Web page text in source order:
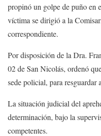
propinó un golpe de puño en
víctima se dirigió a la
correspondiente.
Por disposición de la Dra.
02 de San Nicolás, ordenó
sede policial, para resguardar
La situación judicial del
determinación, bajo la
competentes.